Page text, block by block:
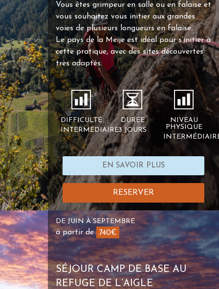
Vous êtes grimpeur en salle ou en falaise et
vous souhaitez vous initier aux grandes
voies de plusieurs longueurs en falaise.
Le pays de la Meije est idéal pour s’initier à
cette pratique, avec des sites découvertes
très adaptés.
DIFFICULTÉ
INTERMÉDIAIRE
DURÉE
3 JOURS
NIVEAU
PHYSIQUE
EN SAVOIR PLUS
RESERVER
DE JUIN À SEPTEMBRE
à partir de 740€
SÉJOUR CAMP DE BASE AU
REFUGE DE L’AIGLE